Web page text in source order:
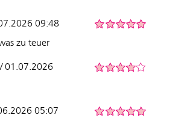
09:48
zu teuer
01.07.2026
05:07